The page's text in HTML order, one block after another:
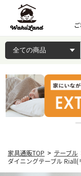
家具通販TOP > テーブル
ダイニングテーブル